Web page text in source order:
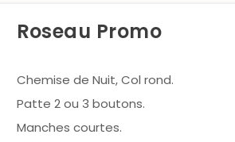
Roseau Promo
Chemise de Nuit, Col rond.
Patte 2 ou 3 boutons.
Manches courtes.